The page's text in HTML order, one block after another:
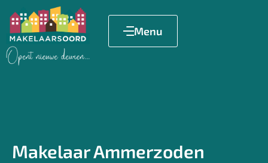
Menu
Makelaar Ammerzoden